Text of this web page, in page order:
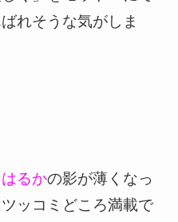
れそうな気がしま
はるかの影が薄くなっ
ッコミどころ満載で